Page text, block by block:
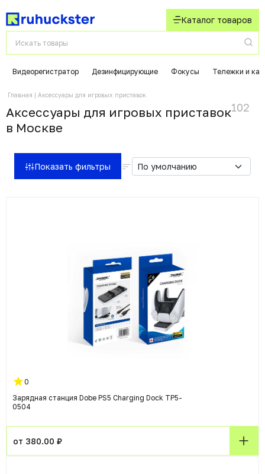
Каталог товаров
Видеорегистратор Дезинфицирующие Фокусы Тележки и
Главная Аксессуары для игровых приставок
Аксессуары для игровых приставок102
в Москвe
Показать фильтры
0
Зарядная станция Dobe PS5 Charging Dock TP5-
0504
от 380.00 ₽